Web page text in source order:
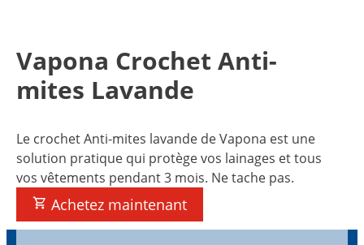
Vapona Crochet Anti-
mites Lavande
Le crochet Anti-mites lavande de Vapona est une
solution pratique qui protège vos lainages et tous
vos vêtements pendant 3 mois. Ne tache pas.
Achetez maintenant